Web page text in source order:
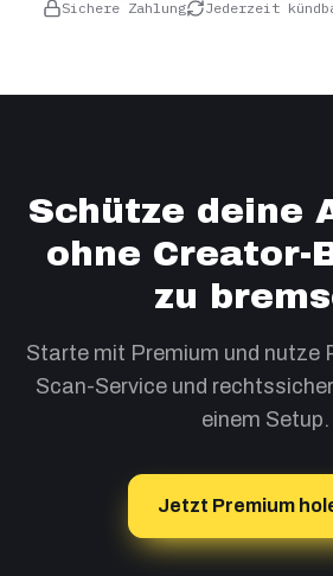
Sichere Zahlung Jederzeit
Schütze deine
ohne Creator-
zu
Starte mit Premium und nutze
Scan-Service und
einem Setup.
Jetzt Premium